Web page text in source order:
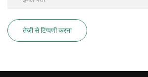
तेज़ी से टिप्पणी करना